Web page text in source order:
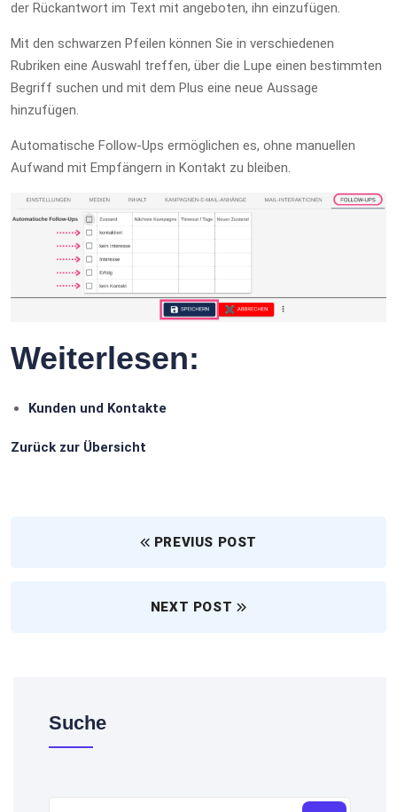
der Rückantwort im Text mit angeboten, ihn einzufügen.
Mit den schwarzen Pfeilen können Sie in verschiedenen
Rubriken eine Auswahl treffen, über die Lupe einen bestimmten
Begriff suchen und mit dem Plus eine neue Aussage
hinzufügen.
Automatische Follow-Ups ermöglichen es, ohne manuellen
Aufwand mit Empfängern in Kontakt zu bleiben.
Weiterlesen:
Kunden und Kontakte
Zurück zur Übersicht
PREVIUS POST
NEXT POST
Suche